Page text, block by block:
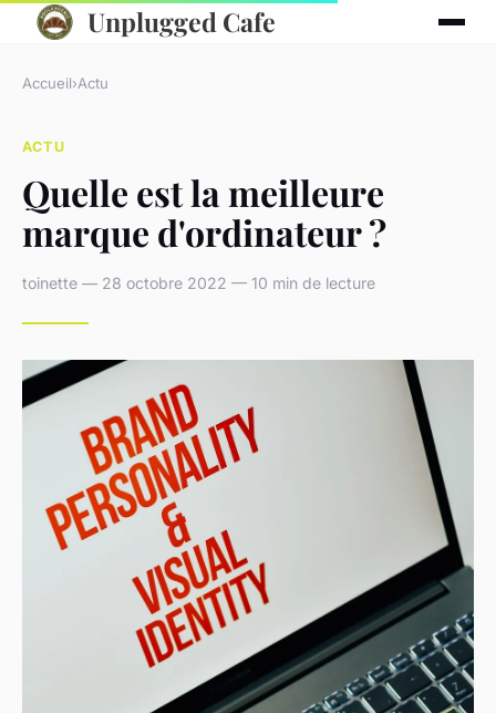
Unplugged Cafe
Accueil›Actu
ACTU
Quelle est la meilleure
marque d'ordinateur ?
toinette — 28 octobre 2022 — 10 min de lecture